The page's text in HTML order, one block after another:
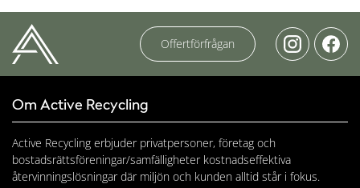
Offertförfrågan
Om Active Recycling
Active Recycling erbjuder privatpersoner, företag och
bostadsrättsföreningar/samfälligheter kostnadseffektiva
återvinningslösningar där miljön och kunden alltid står i fokus.